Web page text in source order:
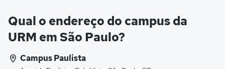
Qual o endereço do campus da
URM em São Paulo?
Campus Paulista